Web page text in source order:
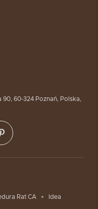
90, 60-324 Poznań, Polska,
Rat CA Idea